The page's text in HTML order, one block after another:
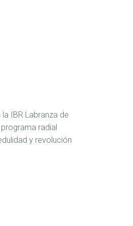
IBR Labranza de
radial
y revolución